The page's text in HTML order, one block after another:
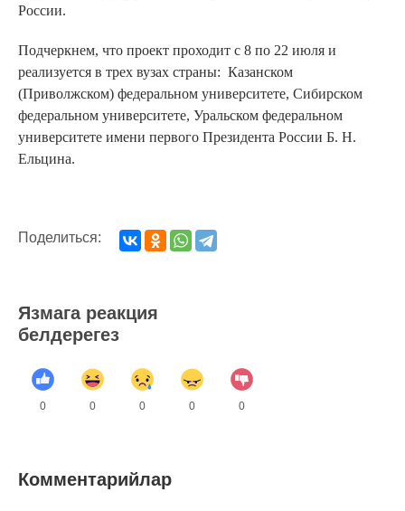
России.
Подчеркнем, что проект проходит с 8 по 22 июля и
реализуется в трех вузах страны: Казанском
(Приволжском) федеральном университете, Сибирском
федеральном университете, Уральском федеральном
университете имени первого Президента России Б. Н.
Ельцина.
Поделиться:
Язмага реакция
белдерегез
0 0 0 0 0
Комментарийлар